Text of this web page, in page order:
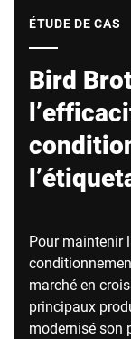
ÉTUDE DE CAS
Bird
Pour maintenir
marché en
principaux
modernisé son